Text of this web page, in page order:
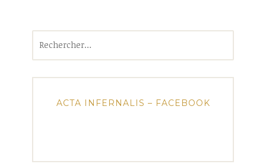
ACTA INFERNALIS – FACEBOOK